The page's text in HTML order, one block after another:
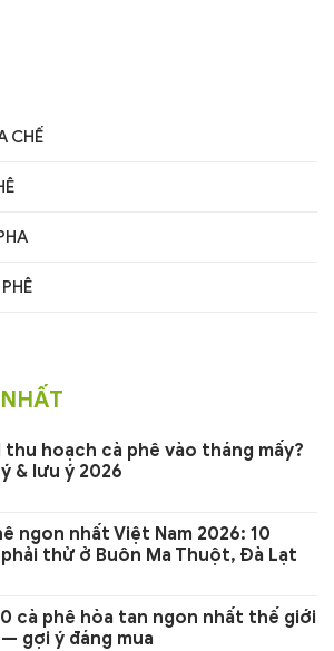
CHẾ
thu hoạch cà phê vào tháng mấy?
& lưu ý 2026
ngon nhất Việt Nam 2026: 10
thử ở Buôn Ma Thuột, Đà Lạt
cà phê hòa tan ngon nhất thế giới
gợi ý đáng mua